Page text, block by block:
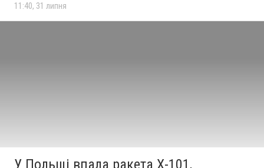
11:40, 31 липня
У Польщі впала ракета Х-101,